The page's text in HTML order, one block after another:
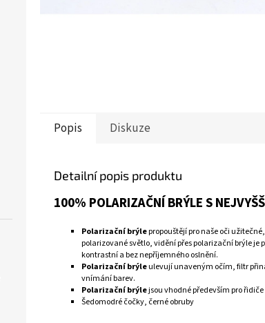
Popis Diskuze
Detailní popis produktu
100% POLARIZAČNÍ BRÝLE S
Polarizační brýlepropouštějí pro naše oči
polarizované světlo, vidění přes polarizační brýle je
kontrastní a bez nepříjemného oslnění.
Polarizační brýleulevují unaveným očím, filtr
vnímání barev.
Polarizační brýlejsou vhodné především pro řidiče
Šedomodré čočky, černé obruby